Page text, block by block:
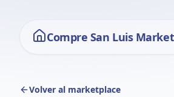
Compre San Luis
Volver al marketplace